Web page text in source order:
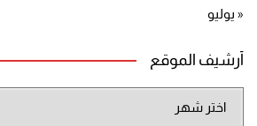
« يوليو
أرشيف الموقع
الموقع